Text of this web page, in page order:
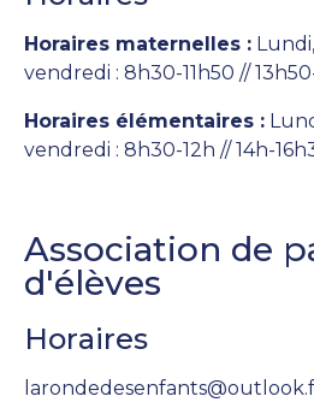
Horaires maternelles :
vendredi : 8h30-11h50 //
Horaires élémentaires :
vendredi : 8h30-12h // 14h-
Association de
d'élèves
Horaires